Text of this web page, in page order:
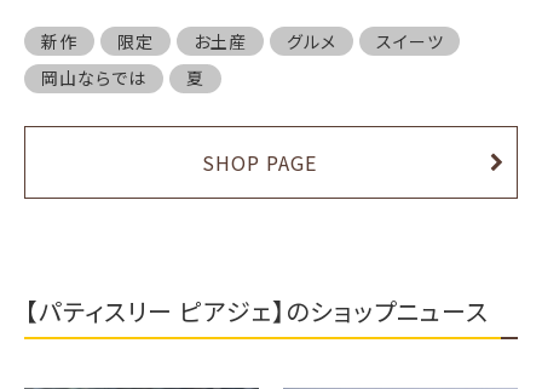
新作 限定 お土産 グルメ
スイーツ
岡山ならでは
夏
SHOP PAGE
【パティスリー ピアジェ】のショップニュース